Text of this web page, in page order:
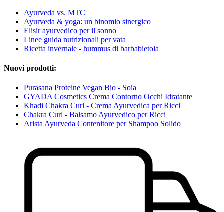
Ayurveda vs. MTC
Ayurveda & yoga: un binomio sinergico
Elisir ayurvedico per il sonno
Linee guida nutrizionali per vata
Ricetta invernale - hummus di barbabietola
Nuovi prodotti:
Purasana Proteine Vegan Bio - Soia
GYADA Cosmetics Crema Contorno Occhi Idratante
Khadi Chakra Curl - Crema Ayurvedica per Ricci
Chakra Curl - Balsamo Ayurvedico per Ricci
Arista Ayurveda Contenitore per Shampoo Solido